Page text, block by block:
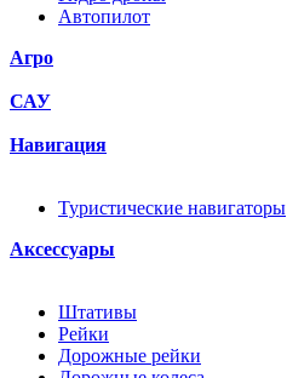
Автопилот
Агро
САУ
Навигация
Туристические навигаторы
Аксессуары
Штативы
Рейки
Дорожные рейки